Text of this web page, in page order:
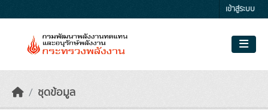
เข้าสู่ระบบ
ชุดข้อมูล